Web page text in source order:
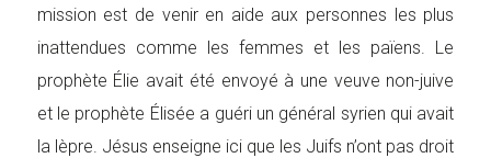
mission est de venir en aide aux personnes les plus
inattendues comme les femmes et les païens. Le
prophète Élie avait été envoyé à une veuve non-juive
et le prophète Élisée a guéri un général syrien qui avait
la lèpre. Jésus enseigne ici que les Juifs n’ont pas droit